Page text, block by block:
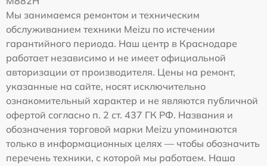
Мы занимаемся ремонтом и техническим
обслуживанием техники Meizu по истечении
гарантийного периода. Наш центр в Краснодаре
работает независимо и не имеет официальной
авторизации от производителя. Цены на ремонт,
указанные на сайте, носят исключительно
ознакомительный характер и не являются публичной
офертой согласно п. 2 ст. 437 ГК РФ. Названия и
обозначения торговой марки Meizu упоминаются
только в информационных целях — чтобы обозначить
перечень техники, с которой мы работаем. Наша